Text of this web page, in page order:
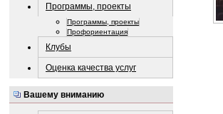
Программы, проекты
Программы, проекты
Профориентация
Клубы
Оценка качества услуг
Вашему вниманию